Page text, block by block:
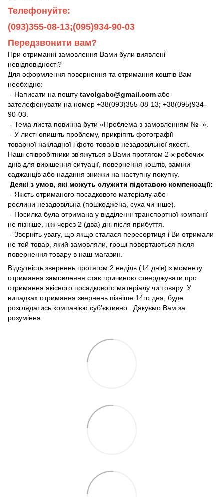
Телефонуйте:
(093)355-08-13;(095)934-90-03
Передзвонити вам?
При отриманні замовлення Вами були виявлені
невідповідності?
Для оформлення повернення та отримання коштів Вам
необхідно:
- Написати на пошту tavolgabc@gmail.com або
зателефонувати на номер +38(093)355-08-13; +38(095)934-
90-03.
- Тема листа повинна бути «Проблема з замовленням №_».
- У листі опишіть проблему, прикріпіть фотографії
товарної накладної і фото товарів незадовільної якості.
Наші співробітники зв'яжуться з Вами протягом 2-х робочих
днів для вирішення ситуації, повернення коштів, заміни
саджанців або надання знижки на наступну покупку.
Деякі з умов, які можуть служити підставою компенсації:
- Якість отриманого посадкового матеріалу або
рослини незадовільна (пошкоджена, суха чи інше).
- Посилка була отримана у відділенні транспортної компанії
не пізніше, ніж через 2 (два) дні після прибуття.
- Зверніть увагу, що якщо сталася пересортиця і Ви отримали
не той товар, який замовляли, гроші повертаються після
повернення товару в наш магазин.
Відсутність звернень протягом 2 неділь (14 днів) з моменту
отримання замовлення стає причиною стверджувати про
отримання якісного посадкового матеріалу чи товару. У
випадках отримання звернень пізніше 14го дня, буде
розглядатись компанією суб’єктивно. Дякуємо Вам за
розуміння.